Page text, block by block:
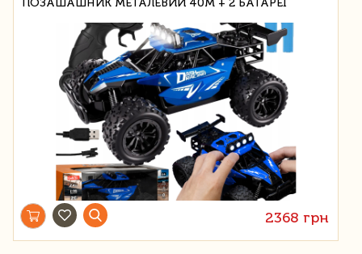
ПОЗАШАШНИК МЕТАЛЕВИЙ 40М + 2 БАТАРЕЇ
2368 грн